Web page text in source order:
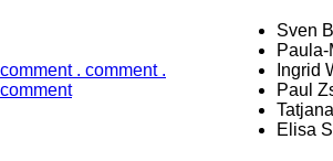
comment . comment .
comment
Sven
Ingrid
Paul
Elisa